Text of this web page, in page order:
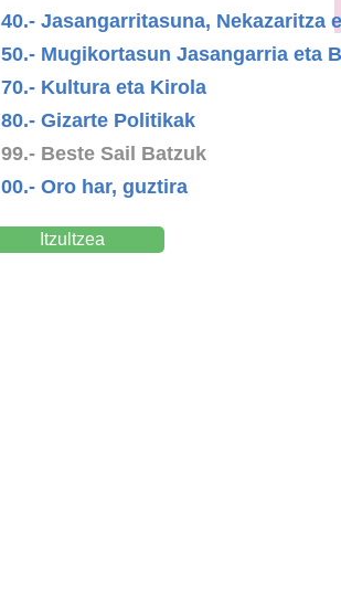
40.- Jasangarritasuna, Nekazaritza
50.- Mugikortasun Jasangarria eta
70.- Kultura eta Kirola
80.- Gizarte Politikak
99.- Beste Sail Batzuk
00.- Oro har, guztira
Itzultzea